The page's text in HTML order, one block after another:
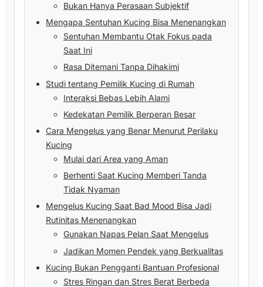
Bukan Hanya Perasaan Subjektif
Mengapa Sentuhan Kucing Bisa Menenangkan
Sentuhan Membantu Otak Fokus pada
Saat Ini
Rasa Ditemani Tanpa Dihakimi
Studi tentang Pemilik Kucing di Rumah
Interaksi Bebas Lebih Alami
Kedekatan Pemilik Berperan Besar
Cara Mengelus yang Benar Menurut Perilaku
Kucing
Mulai dari Area yang Aman
Berhenti Saat Kucing Memberi Tanda
Tidak Nyaman
Mengelus Kucing Saat Bad Mood Bisa Jadi
Rutinitas Menenangkan
Gunakan Napas Pelan Saat Mengelus
Jadikan Momen Pendek yang Berkualitas
Kucing Bukan Pengganti Bantuan Profesional
Stres Ringan dan Stres Berat Berbeda